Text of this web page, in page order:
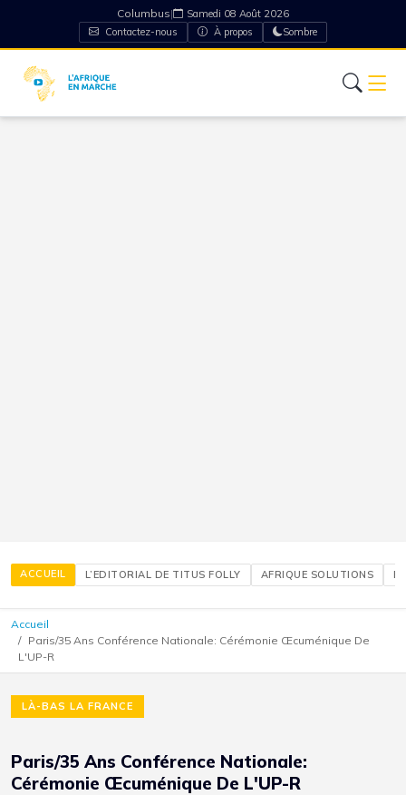
Columbus|
Samedi 08 Août 2026
Contactez-nous
À propos Sombre
ACCUEIL L’EDITORIAL DE TITUS FOLLY AFRIQUE SOLUTIONS
Accueil
Paris/35 Ans Conférence Nationale: Cérémonie Œcuménique De
L'UP-R
LÀ-BAS LA FRANCE
Paris/35 Ans Conférence Nationale:
Cérémonie Œcuménique De L'UP-R